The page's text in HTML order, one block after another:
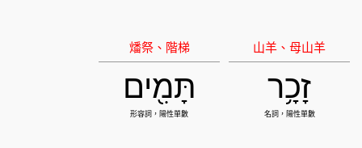
זָכָ֥ר תָּמִ֖ים